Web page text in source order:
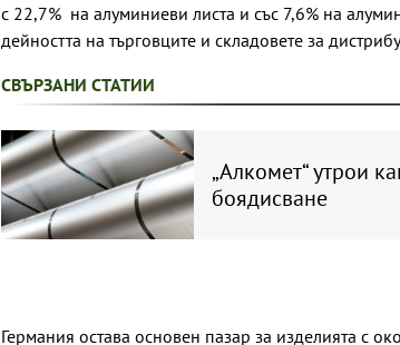
с 22,7% на алуминиеви листа и със 7,6% на
дейността на търговците и складовете за
СВЪРЗАНИ СТАТИИ
„Алкомет“ утрои
боядисване
Германия остава основен пазар за изделията с